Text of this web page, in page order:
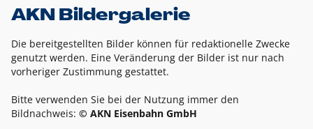
AKN Bildergalerie
Die bereitgestellten Bilder können für redaktionelle Zwecke
genutzt werden. Eine Veränderung der Bilder ist nur nach
vorheriger Zustimmung gestattet.
Bitte verwenden Sie bei der Nutzung immer den
Bildnachweis: © AKN Eisenbahn GmbH